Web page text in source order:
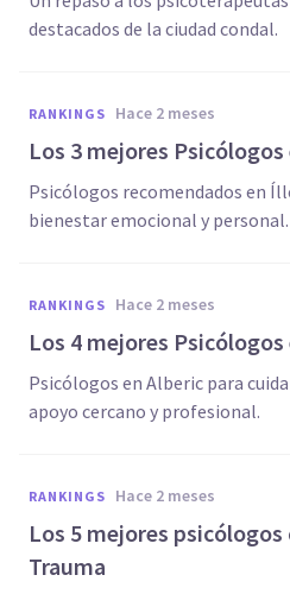
destacados de la ciudad condal.
RANKINGS hace 2 meses
Los 3 mejores
Psicólogos recomendados en
bienestar emocional y personal.
RANKINGS hace 2 meses
Los 4 mejores
Psicólogos en Alberic para
apoyo cercano y profesional.
RANKINGS hace 2 meses
Los 5 mejores
Trauma